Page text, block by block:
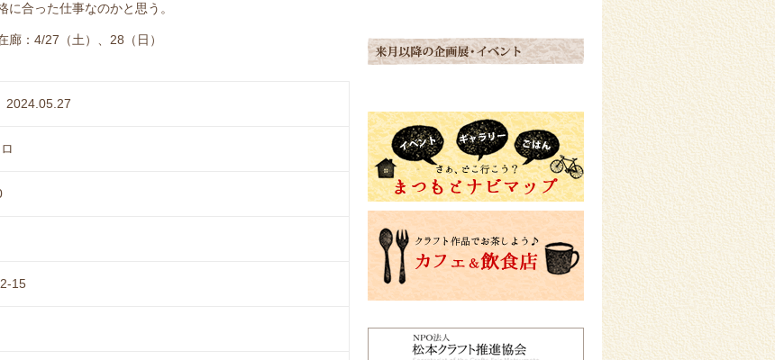
に合った仕事なのかと思う。
廊：4/27（土）、28（日）
2024.05.27
15